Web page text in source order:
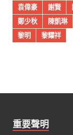
袁偉豪
謝賢
鄭少秋
陳凱琳
黎明
黎耀祥
重要聲明